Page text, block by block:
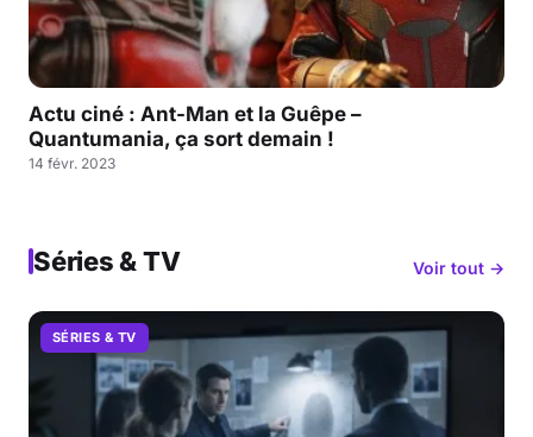
Actu ciné : Ant-Man et la Guêpe –
Quantumania, ça sort demain !
14 févr. 2023
Séries & TV Voir tout →
SÉRIES & TV